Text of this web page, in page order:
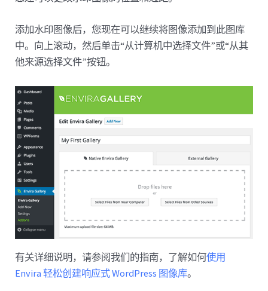
添加水印图像后，您现在可以继续将图像添加到此图库
中。向上滚动，然后单击“从计算机中选择文件”或“从其
他来源选择文件”按钮。
有关详细说明，请参阅我们的指南，了解如何使用
Envira 轻松创建响应式 WordPress 图像库。